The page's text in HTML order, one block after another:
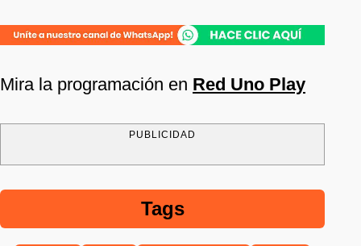
Mira la programación en Red Uno Play
PUBLICIDAD
Tags